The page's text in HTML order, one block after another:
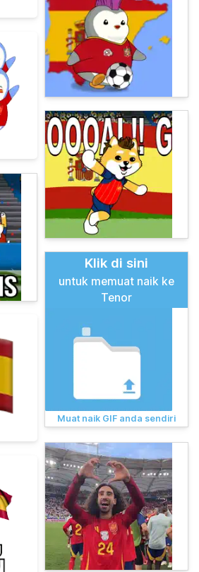
Klik di sini
untuk memuat naik ke
Tenor
Muat naik GIF anda sendiri